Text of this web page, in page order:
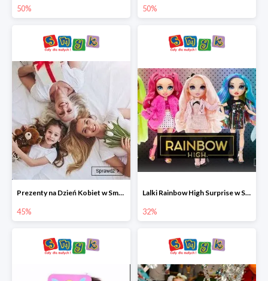
50% 50%
Prezenty na Dzień Kobiet w Smyku do -45%
45%
Lalki Rainbow High Surprise w Smyku do -35%
32%